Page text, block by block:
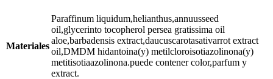
Materiales
Paraffinum liquidum,helianthus,annuusseed
oil,glycerinto tocopherol persea gratissima oil
aloe,barbadensis extract,daucuscarotasativarrot extract
oil,DMDM hidantoina(y) metilcloroisotiazolinona(y)
metitisotiaazolinona.puede contener color,parfum y
extract.